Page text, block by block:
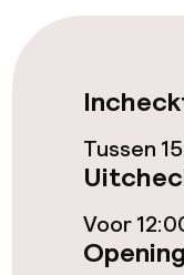
Wasservice
Zakelijke
Tussen
Voor